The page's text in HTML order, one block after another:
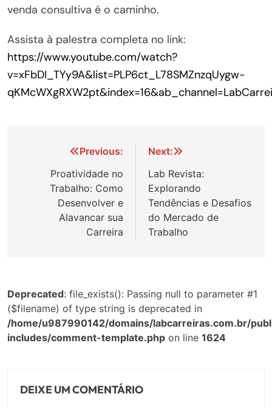
venda consultiva é o caminho.
Assista à palestra completa no link:
https://www.youtube.com/watch?
v=xFbDI_TYy9A&list=PLP6ct_L78SMZnzqUygw-
NavegaçãoPrevious:
Proatividade no
Trabalho: Como
Desenvolver e
Alavancar sua
Carreira
Next:
Lab Revista:
Explorando
Tendências e Desafios
do Mercado de
Trabalho
Deprecated: file_exists(): Passing null to parameter #1
($filename) of type string is deprecated in
/home/u987990142/domains/labcarreiras.com.br/
includes/comment-template.php on line 1624
DEIXE UM COMENTÁRIO